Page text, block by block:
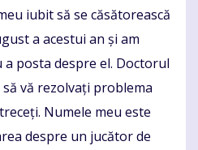
iubit să se căsătorească
a acestui an și am
posta despre el. Doctorul
vă rezolvați problema
Numele meu este
despre un jucător de